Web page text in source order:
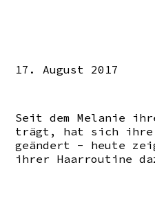
17. August 2017
Seit dem Melanie
trägt, hat sich ihre
geändert - heute
ihrer Haarroutine